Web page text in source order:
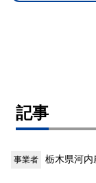
記事
事業者 栃木県河内